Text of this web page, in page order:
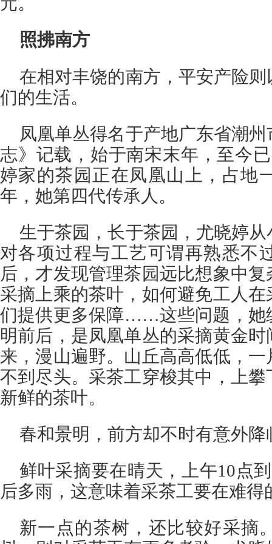
照拂南方
在相对丰饶的南方，平安产险
们的生活。
凤凰单丛得名于产地广东省潮
志》记载，始于南宋末年，至今
婷家的茶园正在凤凰山上，占地
年，她第四代传承人。
生于茶园，长于茶园，尤晓婷
对各项过程与工艺可谓再熟悉不
后，才发现管理茶园远比想象中
采摘上乘的茶叶，如何避免工人
们提供更多保障……这些问题，她
明前后，是凤凰单丛的采摘黄金
来，漫山遍野。山丘高高低低，
不到尽头。采茶工穿梭其中，上
新鲜的茶叶。
春和景明，前方却不时有意外降
鲜叶采摘要在晴天，上午10点
后多雨，这意味着采茶工要在难
新一点的茶树，还比较好采摘